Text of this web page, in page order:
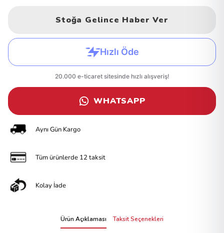
Stoğa Gelince Haber Ver
WHATSAPP
Aynı Gün Kargo
Tüm ürünlerde 12 taksit
Kolay İade
Ürün Açıklaması Taksit Seçenekleri